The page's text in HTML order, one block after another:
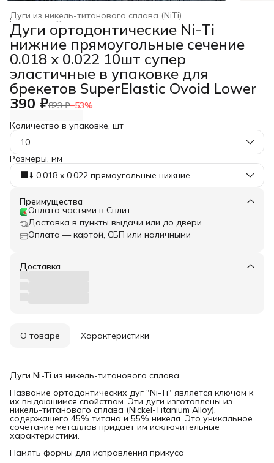
Дуги из никель-титанового сплава (NiTi)
Ортодонтические дуги
Главная
Дуги ортодонтические Ni-Ti
нижние прямоугольные сечение
0.018 x 0.022 10шт супер
эластичные в упаковке для
брекетов SuperElastic Ovoid Lower
390 ₽823 ₽−53%
Количество в упаковке, шт
10
Размеры, мм
⬛️⬇️ 0.018 x 0.022 прямоугольные нижние
Преимущества
Оплата частями в Сплит
Доставка в пункты выдачи или до двери
Оплата — картой, СБП или наличными
Доставка
О товаре Характеристики
Дуги Ni-Ti из никель-титанового сплава
Название ортодонтических дуг "Ni-Ti" является ключом к
их выдающимся свойствам. Эти дуги изготовлены из
никель-титанового сплава (Nickel-Titanium Alloy),
содержащего 45% титана и 55% никеля. Это уникальное
сочетание металлов придает им исключительные
характеристики.
Память формы для исправления прикуса